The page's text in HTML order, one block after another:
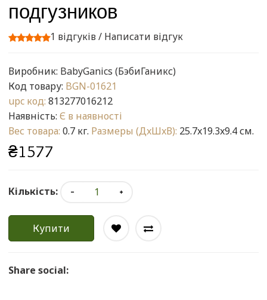
подгузников
1 відгуків/ Написати відгук
Виробник: BabyGanics (БэбиГаникс)
Код товару: BGN-01621
upc код: 813277016212
Наявність: Є в наявності
Вес товара: 0.7 кг. Размеры (ДxШxВ): 25.7x19.3x9.4 см.
₴1577
Кількість:
Купити
Share social: